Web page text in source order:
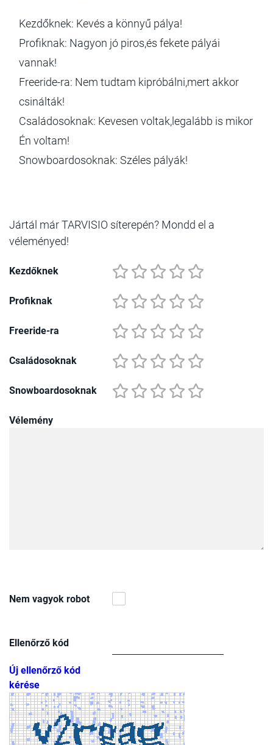
Kezdőknek: Kevés a könnyű pálya!
Profiknak: Nagyon jó piros,és fekete pályái
vannak!
Freeride-ra: Nem tudtam kipróbálni,mert akkor
csinálták!
Családosoknak: Kevesen voltak,legalább is mikor
Én voltam!
Snowboardosoknak: Széles pályák!
Jártál már TARVISIO síterepén? Mondd el a
véleményed!
Kezdőknek
Profiknak
Freeride-ra
Családosoknak
Snowboardosoknak
Vélemény
Nem vagyok robot
Ellenőrző kód
Új ellenőrző kód
kérése